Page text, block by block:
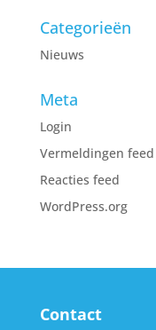
Categorieën
Nieuws
Meta
Login
Vermeldingen feed
Reacties feed
WordPress.org
Contact